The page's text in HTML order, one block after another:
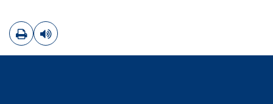
ImprimirLeer contenido